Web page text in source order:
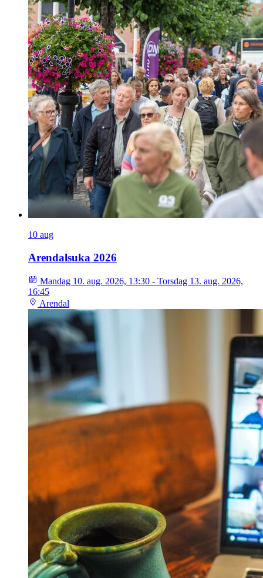
10 aug
Arendalsuka 2026
Mandag 10. aug. 2026, 13:30 - Torsdag 13. aug. 2026,
16:45
Arendal